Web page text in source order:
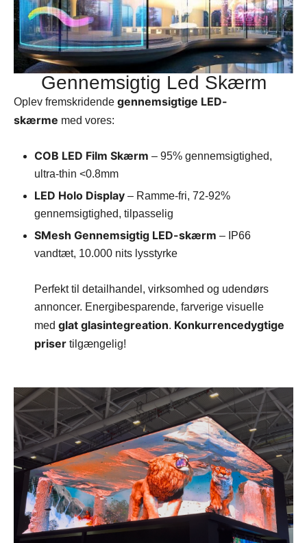
Gennemsigtig Led Skærm
Oplev fremskridende gennemsigtige LED-
skærme med vores:
COB LED Film Skærm – 95% gennemsigtighed,
ultra-thin <0.8mm
LED Holo Display – Ramme-fri, 72-92%
gennemsigtighed, tilpasselig
SMesh Gennemsigtig LED-skærm – IP66
vandtæt, 10.000 nits lysstyrke
Perfekt til detailhandel, virksomhed og udendørs
annoncer. Energibesparende, farverige visuelle
med glat glasintegreation. Konkurrencedygtige
priser tilgængelig!